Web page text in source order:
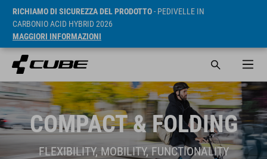
RICHIAMO DI SICUREZZA DEL PRODOTTO- PEDIVELLE IN
CARBONIO ACID HYBRID 2026
MAGGIORI INFORMAZIONI
COMPACT & FOLDING
FLEXIBILITY, MOBILITY, FUNCTIONALITY